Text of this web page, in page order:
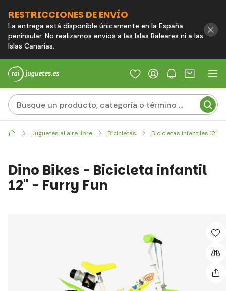
RESTRICCIONES DE ENVÍO
La entrega está disponible únicamente en la España
peninsular. No realizamos envíos a las Islas Baleares ni a las
Islas Canarias.
Juguetes al aire libre Bicicletas Bicicletas infantiles 12"
Dino Bikes - Bicicleta infantil
12" - Furry Fun